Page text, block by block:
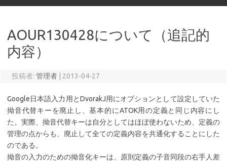
AOUR130428について（追記的
内容）
投稿者: 管理者 2013-04-27
Google日本語入力用とDvorakJ用にオプションとして設定していた
拗音代替キーを廃止し、基本的にATOK用の定義と同じ内容にし
た。実際、拗音代替キーは自分としてはほぼ使わないため、定義の
管理の点からも、廃止して全ての定義内容を共通化することにした
のである。
拗音の入力のための拗音化キーは、原則定義の子音同段の右手人差